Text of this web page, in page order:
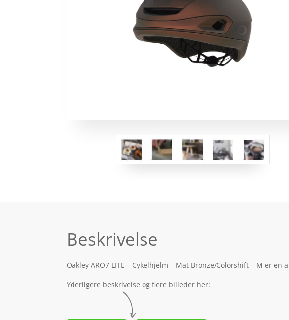
Beskrivelse
Oakley ARO7 LITE – Cykelhjelm – Mat Bronze/Colorshift – M er
Yderligere beskrivelse og flere billeder her: